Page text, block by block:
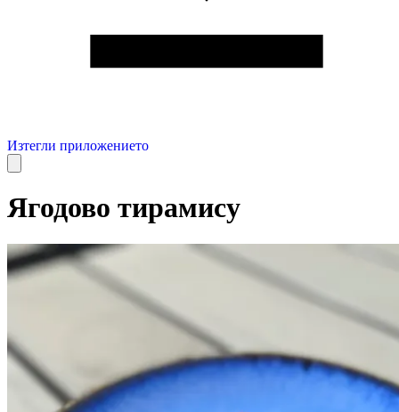
Изтегли приложението
Ягодово тирамису